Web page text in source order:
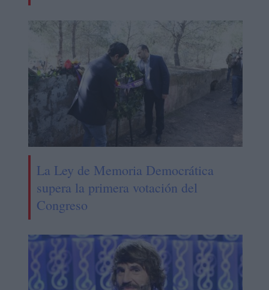
La Ley de Memoria Democrática
supera la primera votación del
Congreso